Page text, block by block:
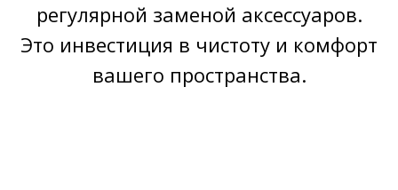
регулярной заменой аксессуаров.
Это инвестиция в чистоту и комфорт
вашего пространства.